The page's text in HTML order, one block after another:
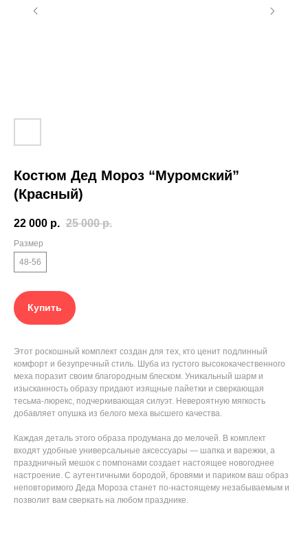
Костюм Дед Мороз “Муромский”
(Красный)
22 000 р. 25 000 р.
Размер
48-56
Купить
Этот роскошный комплект создан для тех, кто ценит подлинный
комфорт и безупречный стиль. Шуба из густого высококачественного
меха поразит своим благородным блеском. Уникальный шарм и
изысканность образу придают изящные пайетки и сверкающая
тесьма-люрекс, подчеркивающая силуэт. Невероятную мягкость
добавляет опушка из белого меха высшего качества.
Каждая деталь этого образа продумана до мелочей. В комплект
входят удобные универсальные аксессуары — шапка и варежки, а
праздничный мешок с помпонами создает настоящее новогоднее
настроение. С аутентичными бородой, бровями и париком ваш образ
неповторимого Деда Мороза станет по-настоящему незабываемым и
позволит вам сверкать на любом празднике.